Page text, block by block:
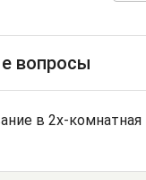
вопросы
в 2х-